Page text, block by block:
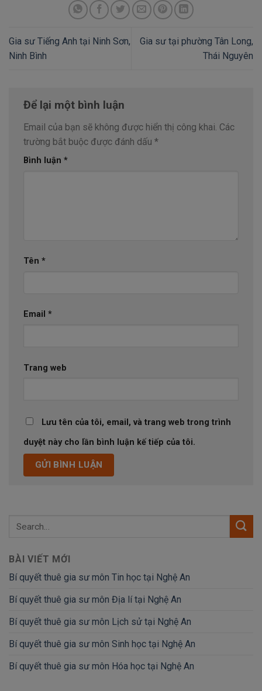
Gia sư Tiếng Anh tại Ninh Sơn,
Ninh Bình
Gia sư tại phường Tân Long,
Thái Nguyên
Để lại một bình luận
Email của bạn sẽ không được hiển thị công khai. Các
trường bắt buộc được đánh dấu *
Bình luận *
Tên *
Email *
Trang web
Lưu tên của tôi, email, và trang web trong trình
duyệt này cho lần bình luận kế tiếp của tôi.
BÀI VIẾT MỚI
Bí quyết thuê gia sư môn Tin học tại Nghệ An
Bí quyết thuê gia sư môn Địa lí tại Nghệ An
Bí quyết thuê gia sư môn Lịch sử tại Nghệ An
Bí quyết thuê gia sư môn Sinh học tại Nghệ An
Bí quyết thuê gia sư môn Hóa học tại Nghệ An